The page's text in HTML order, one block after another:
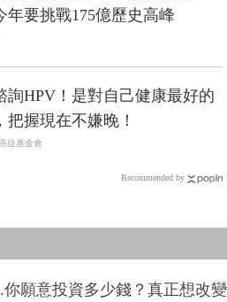
年要挑戰175億歷史高峰
詢HPV！是對自己健康最好的
把握現在不嫌晚！
症基金會
Recommended by
你願意投資多少錢？真正想改變